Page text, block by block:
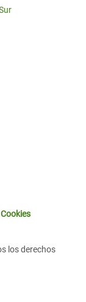
los derechos